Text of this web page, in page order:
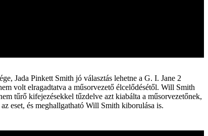
Jada Pinkett Smith jó választás lehetne a G. I. Jane 2
volt elragadtatva a műsorvezető élcelődésétől. Will Smith
tűrő kifejezésekkel tűzdelve azt kiabálta a műsorvezetőnek,
eset, és meghallgatható Will Smith kiborulása is.